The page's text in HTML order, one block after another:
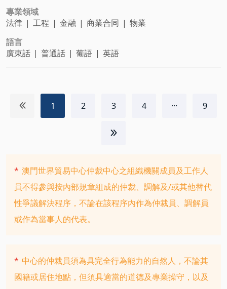
專業領域
法律 | 工程 | 金融 | 商業合同 | 物業
語言
廣東話 | 普通話 | 葡語 | 英語
1 2 3 4 ··· 9
* 澳門世界貿易中心仲裁中心之組織機關成員及工作人
員不得參與按內部規章組成的仲裁、調解及/或其他替代
性爭議解決程序，不論在該程序內作為仲裁員、調解員
或作為當事人的代表。
* 中心的仲裁員須為具完全行為能力的自然人，不論其
國籍或居住地點，但須具適當的道德及專業操守，以及